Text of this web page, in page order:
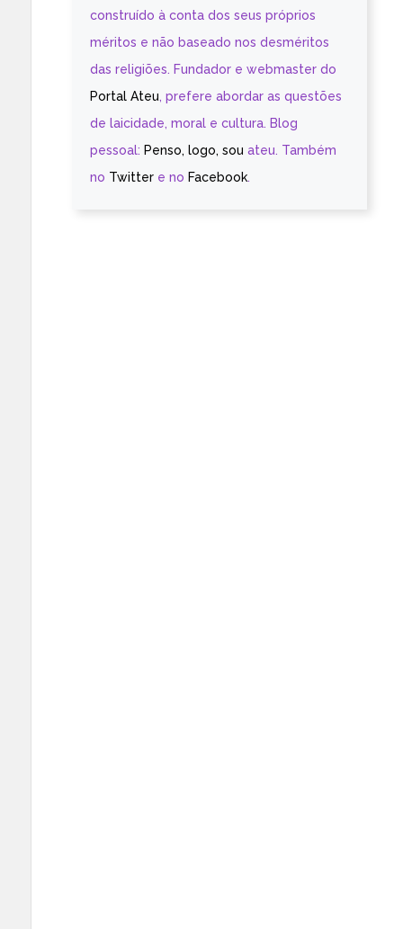
construído à conta dos seus próprios
méritos e não baseado nos desméritos
das religiões. Fundador e webmaster do
Portal Ateu, prefere abordar as questões
de laicidade, moral e cultura. Blog
pessoal: Penso, logo, sou ateu. Também
no Twitter e no Facebook.